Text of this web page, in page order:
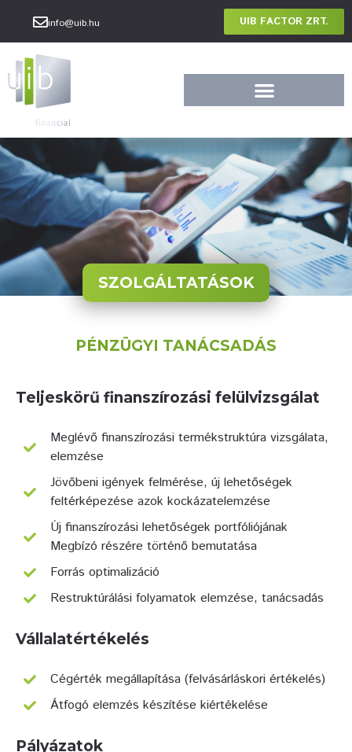
info@uib.hu UIB FACTOR ZRT.
SZOLGÁLTATÁSOK
PÉNZÜGYI TANÁCSADÁS
Teljeskörű finanszírozási felülvizsgálat
Meglévő finanszírozási termékstruktúra vizsgálata,
elemzése
Jövőbeni igények felmérése, új lehetőségek
feltérképezése azok kockázatelemzése
Új finanszírozási lehetőségek portfóliójának
Megbízó részére történő bemutatása
Forrás optimalizáció
Restruktúrálási folyamatok elemzése, tanácsadás
Vállalatértékelés
Cégérték megállapítása (felvásárláskori értékelés)
Átfogó elemzés készítése kiértékelése
Pályázatok